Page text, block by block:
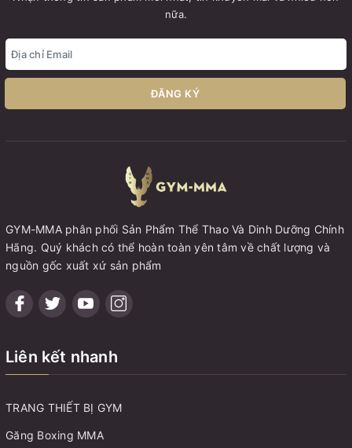
nữa.
ĐĂNG KÝ
GYM-MMA phân phối Sản Phẩm Thể Thao Và Dinh Dưỡng Chính
Hãng. Quý khách có thể hoàn toàn yên tâm về chất lượng và
nguồn gốc xuất xứ sản phẩm
Liên kết nhanh
TRANG THIẾT BỊ GYM
Găng Boxing MMA